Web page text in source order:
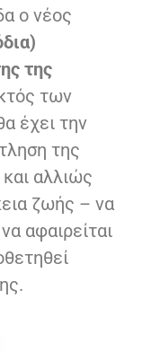
ο νέος
της
των
έχει την
της
αλλιώς
ζωής – να
αφαιρείται